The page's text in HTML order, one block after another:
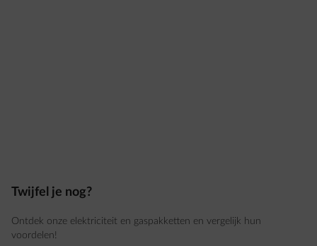
Twijfel je nog?
Ontdek onze elektriciteit en gaspakketten en vergelijk hun
voordelen!